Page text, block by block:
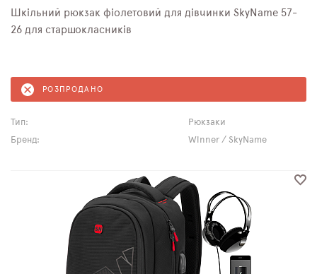
Шкільний рюкзак фіолетовий для дівчинки SkyNamе 57-
26 для старшокласників
РОЗПРОДАНО
Тип:
Рюкзаки
Бренд:
Winner / SkyName